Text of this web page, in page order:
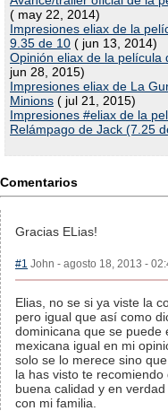
( may 22, 2014)
Impresiones eliax de la
9.35 de 10 ( jun 13, 2014)
Opinión eliax de la película
jun 28, 2015)
Impresiones eliax de La
Minions ( jul 21, 2015)
Impresiones #eliax de la
Relámpago de Jack (7.25
Comentarios
Gracias ELias!
#1 John - agosto 18, 2013 -
Elias, no se si ya viste la
pero igual que así como
dominicana que se puede
mexicana igual en mi
solo se lo merece sino
la has visto te
buena calidad y en
con mi familia.